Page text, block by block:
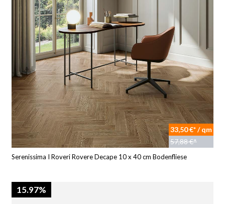
33,50 €* / qm
57,88 €*
Serenissima I Roveri Rovere Decape 10 x 40 cm Bodenfliese
15.97%